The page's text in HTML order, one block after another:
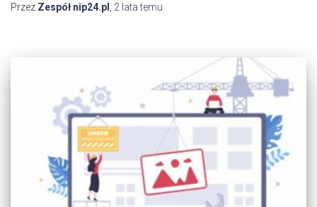
Przez Zespół nip24.pl 2 latatemu